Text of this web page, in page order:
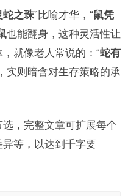
蛇之珠”比喻才华，“鼠凭
也能翻身，这种灵活性让
就像老人常说的：“蛇有
实则暗含对生存策略的承
选，完整文章可扩展每个
等，以达到千字要